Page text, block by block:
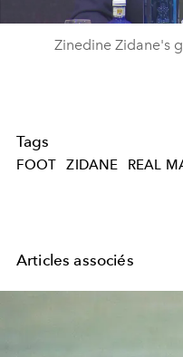
Zinedine Zidane's
Tags
FOOT ZIDANE REAL
Articles associés